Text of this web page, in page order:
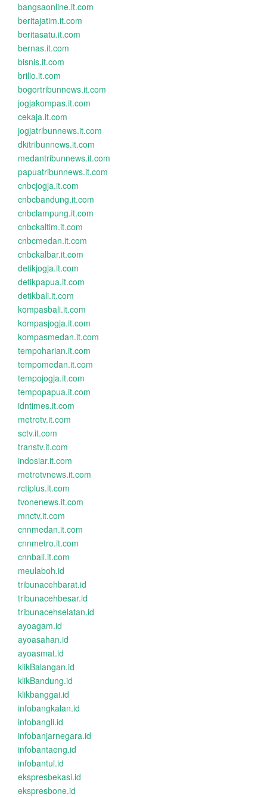
bangsaonline.it.com
beritajatim.it.com
beritasatu.it.com
bernas.it.com
bisnis.it.com
brilio.it.com
bogortribunnews.it.com
jogjakompas.it.com
cekaja.it.com
jogjatribunnews.it.com
dkitribunnews.it.com
medantribunnews.it.com
papuatribunnews.it.com
cnbcjogja.it.com
cnbcbandung.it.com
cnbclampung.it.com
cnbckaltim.it.com
cnbcmedan.it.com
cnbckalbar.it.com
detikjogja.it.com
detikpapua.it.com
detikbali.it.com
kompasbali.it.com
kompasjogja.it.com
kompasmedan.it.com
tempoharian.it.com
tempomedan.it.com
tempojogja.it.com
tempopapua.it.com
idntimes.it.com
metrotv.it.com
sctv.it.com
transtv.it.com
indosiar.it.com
metrotvnews.it.com
rctiplus.it.com
tvonenews.it.com
mnctv.it.com
cnnmedan.it.com
cnnmetro.it.com
cnnbali.it.com
meulaboh.id
tribunacehbarat.id
tribunacehbesar.id
tribunacehselatan.id
ayoagam.id
ayoasahan.id
ayoasmat.id
klikBalangan.id
klikBandung.id
klikbanggai.id
infobangkalan.id
infobangli.id
infobanjarnegara.id
infobantaeng.id
infobantul.id
ekspresbekasi.id
ekspresbone.id